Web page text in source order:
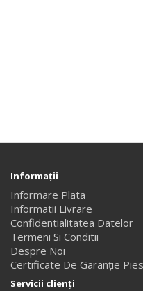
Informaţii
Informare Plata
Informatii Livrare
Confidentialitatea Datelor
Termeni Si Conditii
Despre Noi
Certificate De Garanție
Servicii clienţi